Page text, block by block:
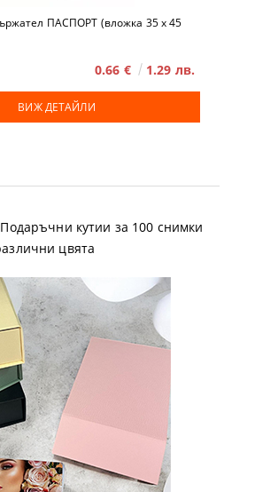
ПАСПОРТ (вложка 35 x 45
0.66 € 1.29 лв.
ВИЖ ДЕТАЙЛИ
кутии за 100 снимки
цвята